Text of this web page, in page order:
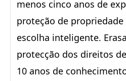
menos cinco anos de
proteção de
escolha inteligente.
protecção dos direitos
10 anos de